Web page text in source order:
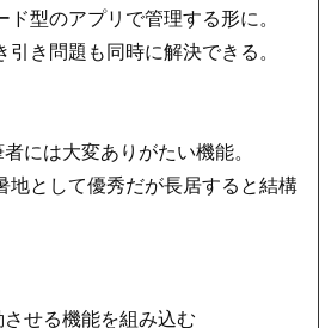
型のアプリで管理する形に。
き問題も同時に解決できる。
には大変ありがたい機能。
として優秀だが長居すると結構
せる機能を組み込む